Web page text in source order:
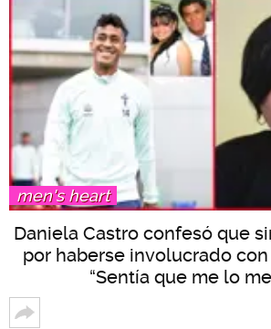
men's heart
Daniela Castro confesó que
por haberse involucrado con
“Sentía que me lo